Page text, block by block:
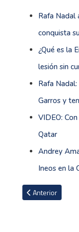
Rafa Nadal
conquista
¿Qué es la
lesión sin
Rafa
Garros y
VIDEO:
Qatar
Andrey
Ineos en la
Artículo anterior:
Anterior